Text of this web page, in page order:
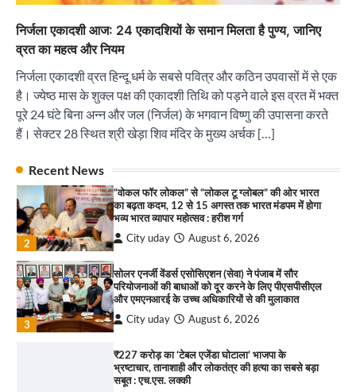
निर्जला एकादशी आज: 24 एकादशियों के समान मिलता है पुण्य, जानिए
व्रत का महत्व और नियम
निर्जला एकादशी व्रत हिन्दू धर्म के सबसे पवित्र और कठिन उपवासों में से एक
है। ज्येष्ठ मास के शुक्ल पक्ष की एकादशी तिथि को पड़ने वाले इस व्रत में भक्त
पूरे 24 घंटे बिना अन्न और जल (निर्जल) के भगवान विष्णु की उपासना करते
हैं। सेक्टर 28 स्थित श्री खेड़ा शिव मंदिर के मुख्य अर्चक […]
Recent News
4
₹227 करोड़ का ‘टेबल एजेंडा घोटाला’ भाजपा के
भ्रष्टाचार, तानाशाही और लोकतंत्र की हत्या का सबसे बड़ा
सबूत : एच.एस. लक्की
City uday August 6, 2026
इंडियन नेशनल थियेटर द्वारा 9 अगस्त को होगा ‘वर्षा ऋतु
संगीत संध्या 2026’ का आयोजन
2
“वोकल फॉर लोकल” से “लोकल टू ग्लोबल” की ओर भारत
का बढ़ता कदम, 12 से 15 अगस्त तक भारत मंडपम में होगा
भव्य भारत व्यापार महोत्सव : हरीश गर्ग
City uday August 6, 2026
3
सोलर एनर्जी वेंडर्स एसोसिएशन (सेवा) ने पंजाब में सौर
परियोजनाओं की बाधाओं को दूर करने के लिए पीएसपीसीएल
और एमएनआरई के उच्च अधिकारियों से की मुलाकात
City uday August 6, 2026
₹227 करोड़ का ‘टेबल एजेंडा घोटाला’ भाजपा के
भ्रष्टाचार, तानाशाही और लोकतंत्र की हत्या का सबसे बड़ा
सबूत : एच.एस. लक्की
2
पारस हेल्थ पंचकूला ने ‘तिरंगा यात्रा 2025’ का हरियाणा से
आयाम
City uday August 13, 2025
3
सरकारी आदर्श उच्च विद्यालय, सैक्टर 34-सी, चण्डीगढ़ में
कार्यक्रम आयोजित
City uday August 6, 2025
राहुल गाँधी ने खाई है वैश्विक मंच पर भारत को कमजोर करने
की कसम: देवशाली